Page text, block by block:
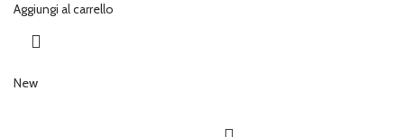
Aggiungi al carrello
New